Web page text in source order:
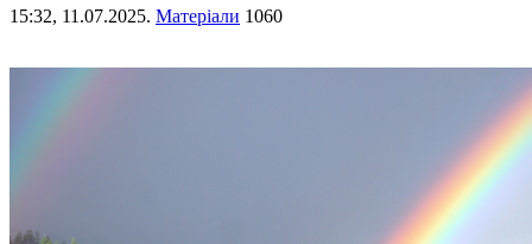
15:32, 11.07.2025. Матеріали 1060